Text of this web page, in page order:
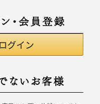
・会員登録
ないお客様